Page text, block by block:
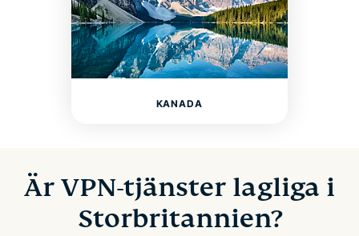
KANADA
Är VPN-tjänster lagliga i
Storbritannien?